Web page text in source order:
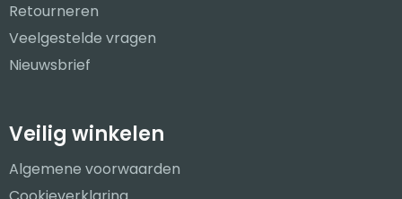
Retourneren
Veelgestelde vragen
Nieuwsbrief
Veilig winkelen
Algemene voorwaarden